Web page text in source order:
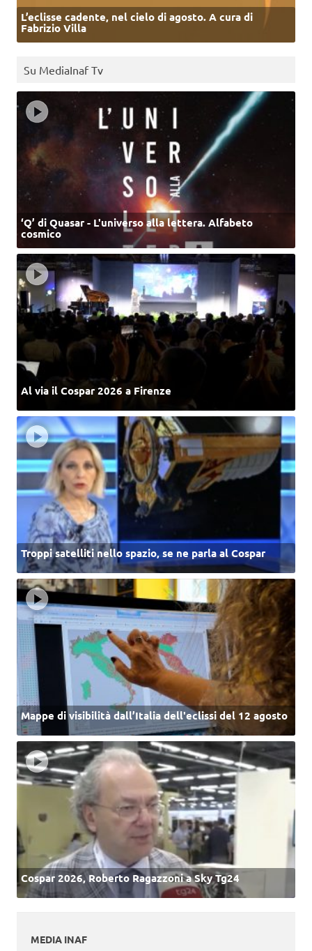
L’eclisse cadente, nel cielo di agosto. A cura di
Fabrizio Villa
Su MediaInaf Tv
‘Q’ di Quasar - L'universo alla lettera. Alfabeto
cosmico
Al via il Cospar 2026 a Firenze
Troppi satelliti nello spazio, se ne parla al Cospar
Mappe di visibilità dall’Italia dell'eclissi del 12 agosto
Cospar 2026, Roberto Ragazzoni a Sky Tg24
MEDIA INAF